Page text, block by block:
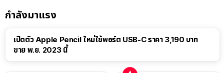
กำลังมาแรง
เปิดตัว Apple Pencil ใหม่ใช้พอร์ต USB-C ราคา 3,190 บาท
ขาย พ.ย. 2023 นี้